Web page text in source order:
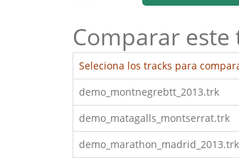
Comparar este
Seleciona los tracks para
demo_montnegrebtt_2013.trk
demo_matagalls_montserrat.trk
demo_marathon_madrid_2013.trk